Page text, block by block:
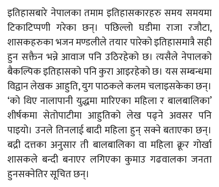
इतिहासबारे नेपालका तमाम इतिहासकारहरु समय समयमा
टिकाटिप्पणी गरेका छन्। पछिल्लो घडीमा राजा रजौटा,
शासकहरुका भजन मण्डलीले तयार पारेको इतिहासमात्रै सही
हुन सक्तैन भन्ने आवाज पनि उठिरहेको छ। त्यसैले नेपालको
बैकल्पिक इतिहासको पनि कुरा आइरहेको छ। यस सम्बन्धमा
विद्वान लेखक आहुति, युग पाठकले कलम चलाइसकेका छन्।
‘को थिए नालापानी युद्धमा मारिएका महिला र बालबालिका’
शीर्षकमा सेतोपाटीमा आहुतिको लेख पढ्ने अवसर पनि
पाइयो। उनले तिनलाई बादी महिला हुन् सक्ने बताएका छन्।
बद्री दत्तका अनुसार ती बालबालिका वा महिला क्रूर गोर्खा
शासकले बन्दी बनाएर लगिएका कुमाउ गढवालका जनता
हुनसक्नेतिर सूचित छन्।